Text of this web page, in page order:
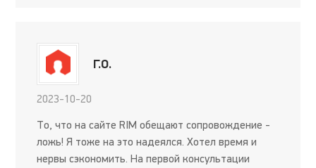
Г.О.
2023-10-20
То, что на сайте RIM обещают сопровождение -
ложь! Я тоже на это надеялся. Хотел время и
нервы сэкономить. На первой консультации